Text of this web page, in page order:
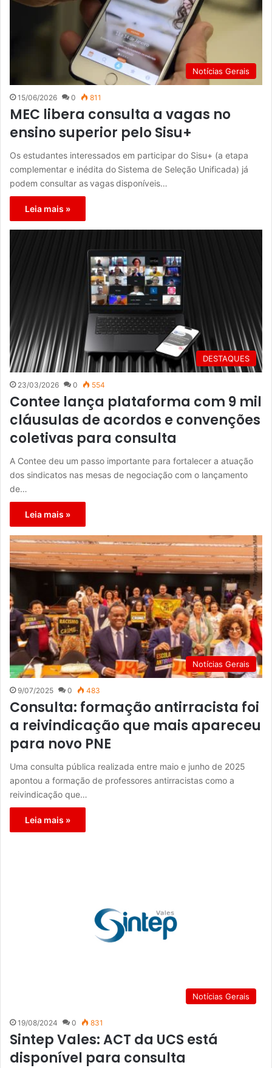
Notícias Gerais
15/06/2026 0 811
MEC libera consulta a vagas no
ensino superior pelo Sisu+
Os estudantes interessados em participar do Sisu+ (a etapa
complementar e inédita do Sistema de Seleção Unificada) já
podem consultar as vagas disponíveis…
Leia mais »
DESTAQUES
23/03/2026 0 554
Contee lança plataforma com 9 mil
cláusulas de acordos e convenções
coletivas para consulta
A Contee deu um passo importante para fortalecer a atuação
dos sindicatos nas mesas de negociação com o lançamento
de…
Leia mais »
Notícias Gerais
9/07/2025 0 483
Consulta: formação antirracista foi
a reivindicação que mais apareceu
para novo PNE
Uma consulta pública realizada entre maio e junho de 2025
apontou a formação de professores antirracistas como a
reivindicação que…
Leia mais »
Notícias Gerais
19/08/2024 0 831
Sintep Vales: ACT da UCS está
disponível para consulta